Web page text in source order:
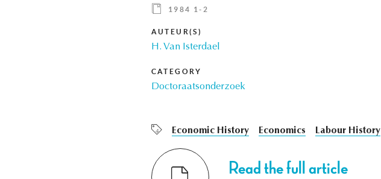
1984 1-2
AUTEUR(S)
H. Van Isterdael
CATEGORY
Doctoraatsonderzoek
Economic History Economics Labour History
Read the full article